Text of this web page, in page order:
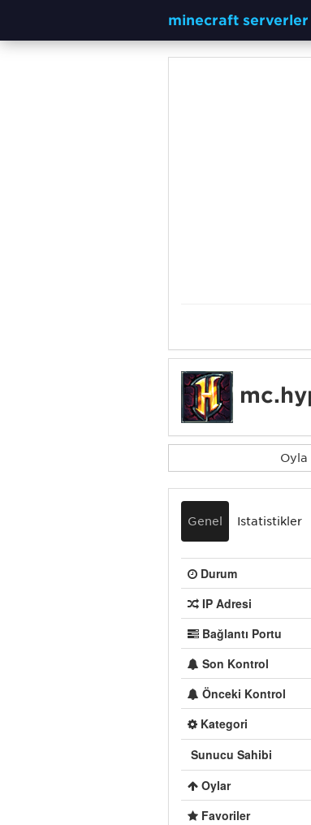
minecraft
Oyla
Genel İstatistikler
Durum
IP Adresi
Bağlantı Portu
Son Kontrol
Önceki Kontrol
Kategori
Sunucu Sahibi
Oylar
Favoriler